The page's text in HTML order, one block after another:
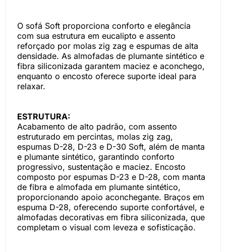
O sofá Soft proporciona conforto e elegância
com sua estrutura em eucalipto e assento
reforçado por molas zig zag e espumas de alta
densidade. As almofadas de plumante sintético e
fibra siliconizada garantem maciez e aconchego,
enquanto o encosto oferece suporte ideal para
relaxar.
ESTRUTURA:
Acabamento de alto padrão, com assento
estruturado em percintas, molas zig zag,
espumas D-28, D-23 e D-30 Soft, além de manta
e plumante sintético, garantindo conforto
progressivo, sustentação e maciez. Encosto
composto por espumas D-23 e D-28, com manta
de fibra e almofada em plumante sintético,
proporcionando apoio aconchegante. Braços em
espuma D-28, oferecendo suporte confortável, e
almofadas decorativas em fibra siliconizada, que
completam o visual com leveza e sofisticação.